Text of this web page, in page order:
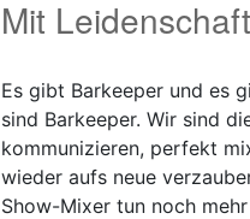
Mit Leidenschaft
Es gibt Barkeeper und es
sind Barkeeper. Wir sind
kommunizieren, perfekt
wieder aufs neue
Show-Mixer tun noch